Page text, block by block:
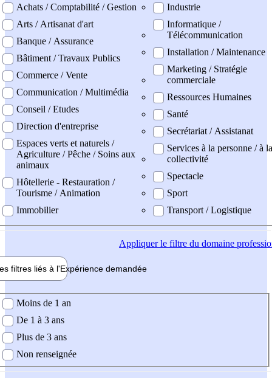
professionel
Achats / Comptabilité / Gestion
Arts / Artisanat d'art
Banque / Assurance
Bâtiment / Travaux Publics
Commerce / Vente
Communication / Multimédia
Conseil / Etudes
Direction d'entreprise
Espaces verts et naturels /
Agriculture / Pêche / Soins aux
animaux
Hôtellerie - Restauration /
Tourisme / Animation
Immobilier
Industrie
Informatique /
Télécommunication
Installation / Maintenance
Marketing / Stratégie
commerciale
Ressources Humaines
Santé
Secrétariat / Assistanat
Services à la personne / à la
collectivité
Spectacle
Sport
Transport / Logistique
Appliquerle filtre du domaine
filtres liés à l'Expérience demandée
demandée
Moins de 1 an
De 1 à 3 ans
Plus de 3 ans
Non renseignée